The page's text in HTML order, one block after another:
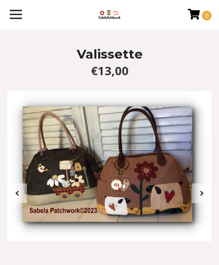
0
Valissette
€13,00